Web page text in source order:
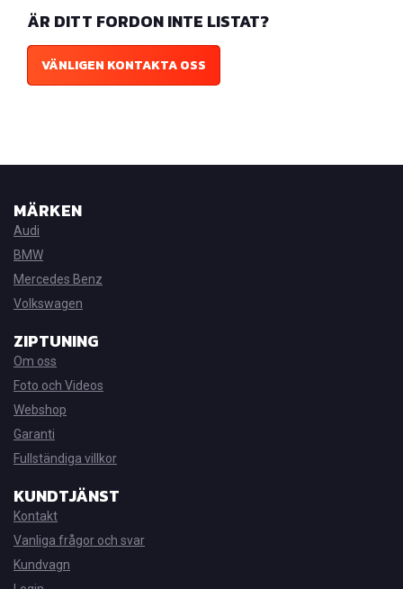
ÄR DITT FORDON INTE LISTAT?
VÄNLIGEN KONTAKTA OSS
MÄRKEN
Audi
BMW
Mercedes Benz
Volkswagen
ZIPTUNING
Om oss
Foto och Videos
Webshop
Garanti
Fullständiga villkor
KUNDTJÄNST
Kontakt
Vanliga frågor och svar
Kundvagn